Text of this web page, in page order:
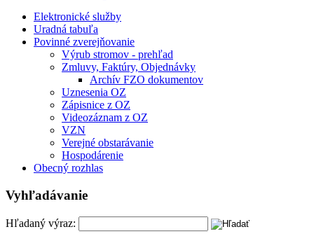
Elektronické služby
Uradná tabuľa
Povinné zverejňovanie
Výrub stromov - prehľad
Zmluvy, Faktúry, Objednávky
Archív FZO dokumentov
Uznesenia OZ
Zápisnice z OZ
Videozáznam z OZ
VZN
Verejné obstarávanie
Hospodárenie
Obecný rozhlas
Vyhľadávanie
Hľadaný výraz: